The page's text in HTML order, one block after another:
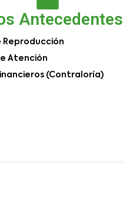
Antecedentes
Reproducción
Atención
(Contraloría)